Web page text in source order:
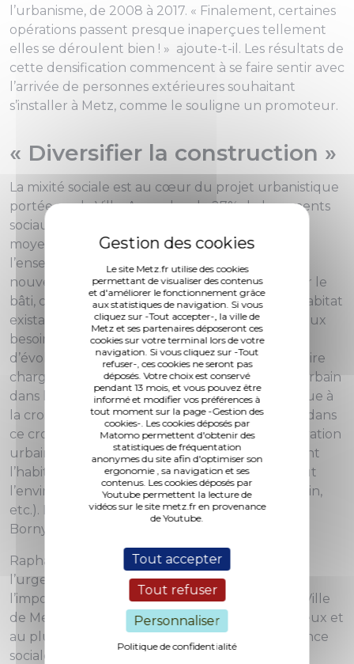
Le site Metz.fr utilise des cookies
permettant de visualiser des contenus
et d'améliorer le fonctionnement grâce
aux statistiques de navigation. Si vous
cliquez sur -Tout accepter-, la ville de
Metz et ses partenaires déposeront ces
cookies sur votre terminal lors de votre
navigation. Si vous cliquez sur -Tout
refuser-, ces cookies ne seront pas
déposés. Votre choix est conservé
pendant 13 mois, et vous pouvez être
informé et modifier vos préférences à
tout moment sur la page -Gestion des
cookies-. Les cookies déposés par
Matomo permettent d'obtenir des
statistiques de fréquentation
anonymes du site afin d'optimiser son
ergonomie , sa navigation et ses
contenus. Les cookies déposés par
Youtube permettent la lecture de
vidéos sur le site metz.fr en provenance
de Youtube.
Tout accepter
Tout refuser
Personnaliser
Politique de confidentialité
l’urbanisme, de 2008 à 2017. « Finalement, certaines
opérations passent presque inaperçues tellement
elles se déroulent bien ! » ajoute-t-il. Les résultats de
cette densification commencent à se faire sentir avec
l’arrivée de personnes extérieures souhaitant
s’installer à Metz, comme le souligne un promoteur.
« Diversifier la construction »
La mixité sociale est au cœur du projet urbanistique
portée par la Ville. Avec plus de 27% de logements
sociaux, la Ville de Metz se situe au-dessus de la
moyenne nationale et travaille de concert avec
l’ensemble des bailleurs sociaux sur toutes les
nouvelles opérations d’urbanisme. « Harmoniser le
bâti, c’est diversifier la construction, concilier l’habitat
existant et l’habitat neuf et surtout, répondre aux
besoins des habitants, besoins qui ne cessent
d’évoluer » affirme Selima Saadi, adjointe au maire
chargée du logement et du renouvellement urbain
dans les quartiers prioritaires. L’urbanisme se situe à
la croisée de nombreuses thématiques et c’est dans
ce croisement que la Ville s’inscrit pour la rénovation
urbaine des quartiers prioritaires. Non seulement
l’habitat est pris en compte mais également tout
l’environnement (services, écoles, paysage urbain,
etc.). La cour du Languedoc ou le clos des Lys à
Borny en constituent des exemples éloquents !
Raphaël Pitti, conseiller municipal délégué à
l’urgence sociale, a, quant à lui, souligné
l’importance de la solidarité et la volonté de la Ville
de Metz et de son CCAS, d’accompagner au mieux et
au plus juste les personnes en situation d’urgence
sociale.